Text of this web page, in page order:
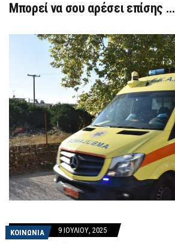
Μπορεί να σου αρέσει επίσης …
ΚΟΙΝΩΝΙΑ 9 ΙΟΥΛΊΟΥ, 2025